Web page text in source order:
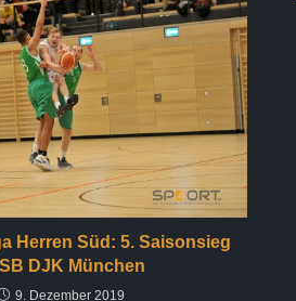
Herren Süd: 5. Saisonsieg
DJK München
9. Dezember 2019